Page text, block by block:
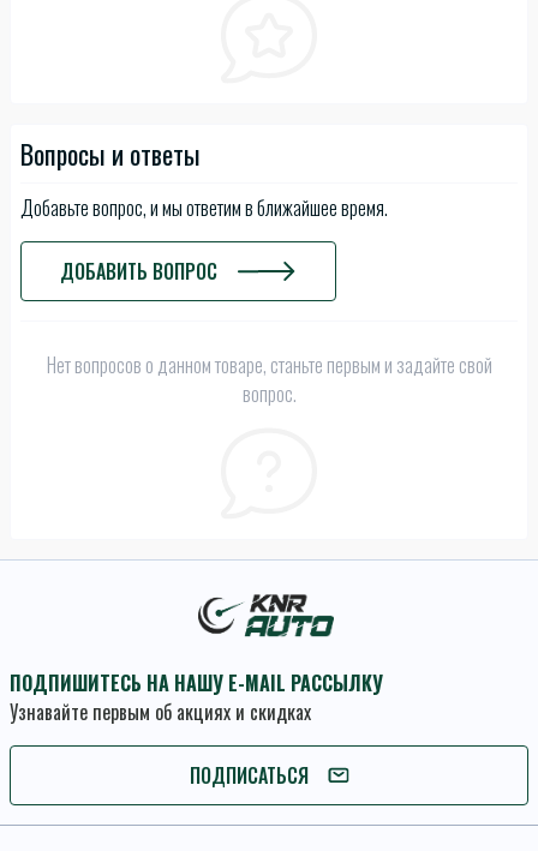
Вопросы и ответы
Добавьте вопрос, и мы ответим в ближайшее время.
ДОБАВИТЬ ВОПРОС
Нет вопросов о данном товаре, станьте первым и задайте свой
вопрос.
ПОДПИШИТЕСЬ НА НАШУ E-MAIL РАССЫЛКУ
Узнавайте первым об акциях и скидках
ПОДПИСАТЬСЯ
ПОДПИСАТЬСЯ
Условия соглашения